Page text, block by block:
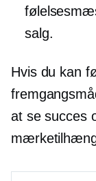
salg.
Hvis du kan
at se succes